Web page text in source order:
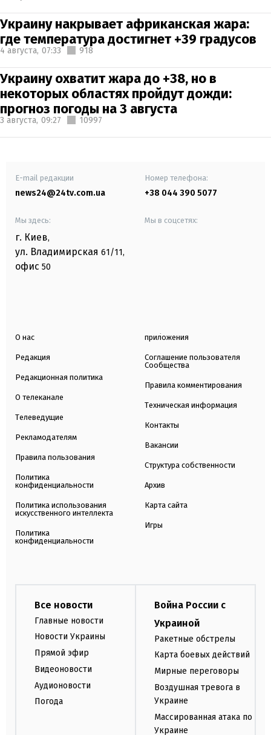
Украину накрывает африканская жара:
где температура достигнет +39 градусов
4 августа, 07:33 918
Украину охватит жара до +38, но в
некоторых областях пройдут дожди:
прогноз погоды на 3 августа
3 августа, 09:27 10997
E-mail редакции
news24@24tv.com.ua
Номер телефона:
+38 044 390 5077
Мы здесь:
г. Киев,
ул. Владимирская 61/11,
офис 50
Мы в соцсетях:
О нас
Редакция
Редакционная политика
О телеканале
Телеведущие
Рекламодателям
Правила пользования
Политика
конфиденциальности
Политика использования
искусственного интеллекта
Политика
конфиденциальности
приложения
Соглашение пользователя
Сообщества
Правила комментирования
Техническая информация
Контакты
Вакансии
Структура собственности
Архив
Карта сайта
Игры
Все новости
Главные новости
Новости Украины
Прямой эфир
Видеоновости
Аудионовости
Погода
Война России с
Украиной
Ракетные обстрелы
Карта боевых действий
Мирные переговоры
Воздушная тревога в
Украине
Массированная атака по
Украине